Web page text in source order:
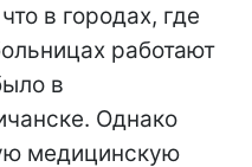
в городах, где
работают
в
Однако
медицинскую